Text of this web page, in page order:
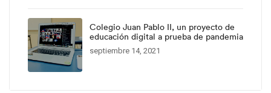
Colegio Juan Pablo II, un proyecto de
educación digital a prueba de pandemia
septiembre 14, 2021